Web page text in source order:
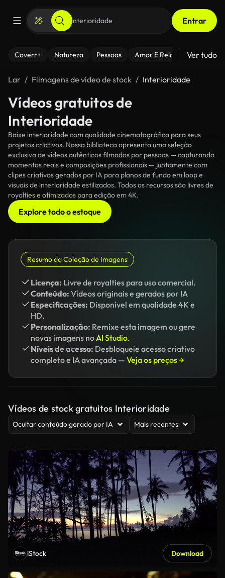
Entrar
Coverr+ Natureza Pessoas Amor E Relacionamentos
Ver tudo
Lar Filmagens de vídeo de stock Interioridade
Vídeos gratuitos de
Interioridade
Baixe interioridade com qualidade cinematográfica para seus
projetos criativos. Nossa biblioteca apresenta uma seleção
exclusiva de vídeos autênticos filmados por pessoas — capturando
momentos reais e composições profissionais — juntamente com
clipes criativos gerados por IA para planos de fundo em loop e
visuais de interioridade estilizados. Todos os recursos são livres de
royalties e otimizados para edição em 4K.
Explore todo o estoque
Resumo da Coleção de Imagens
Licença: Livre de royalties para uso comercial.
Conteúdo: Vídeos originais e gerados por IA
Especificações: Disponível em qualidade 4K e
HD.
Personalização: Remixe esta imagem ou gere
novas imagens noAI Studio.
Níveis de acesso: Desbloqueie acesso criativo
completo e IA avançada — Veja os preços →
Vídeos de stock gratuitos Interioridade
Ocultar conteúdo gerado por IA Mais recentes
iStock Download